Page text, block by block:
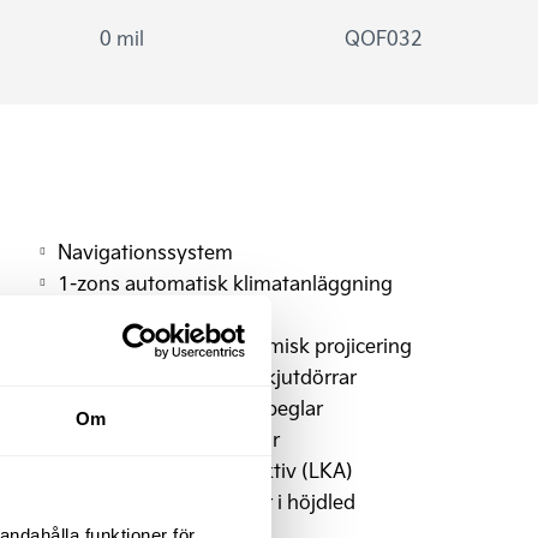
Om
0 mil QOF032
Navigationssystem
1-zons automatisk klimatanläggning
Backkamera med dynamisk projicering
Dubbla manuella sidoskjutdörrar
Elinställbara sidobackspeglar
Eluppvärmda framstolar
Filhållningsassistans-aktiv (LKA)
Passargerarstol ställbar i höjdled